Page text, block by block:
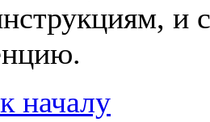
и
началу